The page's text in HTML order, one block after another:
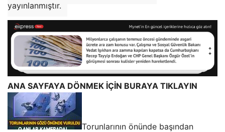
yayınlanmıştır.
ANA SAYFAYA DÖNMEK İÇİN BURAYA TIKLAYIN
Torunlarının önünde başından